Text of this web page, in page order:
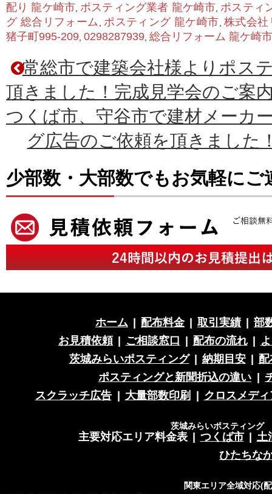
配り 龍ケ崎市 ポスティング業者 龍ケ崎市 ポスティ
グ 総合リフォーム ポスティング 龍ケ崎市 ,株式会社
猪子町995-209 0298287939 総合リフォーム 龍ケ崎市
常総市で建築会社様よりポス
頂きました！完成見学会のご案
つくば市、守谷市で建材メーカ
グ広告のご依頼を頂きました
少部数・大部数でもお気軽にご
ホーム 配布料金 取引実績
部
お見積依頼
ご相談窓口 配布の流れ
茨城みらいポスティング
納期目安
ポスティングと新聞折込の違い
スクラッチ広告
大量部数印刷 クロスメディ
茨城みらいポスティング
主要対応エリア料金表 つくば市
土
ひたちな
関東エリア全域対応(